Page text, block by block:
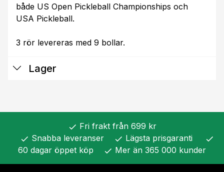
både US Open Pickleball Championships och
USA Pickleball.
3 rör levereras med 9 bollar.
Lager
check Fri frakt från 699 kr
check Snabba leveranser check Lägsta prisgaranti check
60 dagar öppet köp check Mer än 365 000 kunder